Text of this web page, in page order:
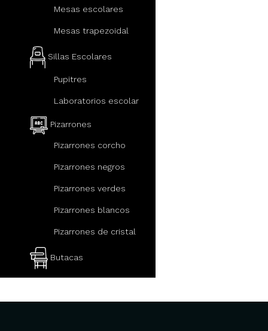
Mesas escolares
Mesas trapezoidal
Sillas Escolares
Pupitres
Laboratorios escolar
Pizarrones
Pizarrones corcho
Pizarrones negros
Pizarrones verdes
Pizarrones blancos
Pizarrones de cristal
Butacas